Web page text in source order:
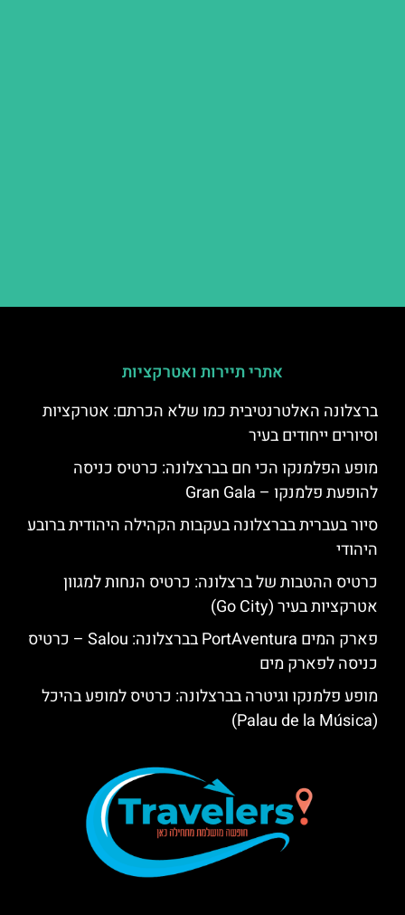
אתרי תיירות ואטרקציות
ברצלונה האלטרנטיבית כמו שלא הכרתם: אטרקציות
וסיורים ייחודים בעיר
מופע הפלמנקו הכי חם בברצלונה: כרטיס כניסה
להופעת פלמנקו – Gran Gala
סיור בעברית בברצלונה בעקבות הקהילה היהודית ברובע
היהודי
כרטיס ההטבות של ברצלונה: כרטיס הנחות למגוון
אטרקציות בעיר (Go City)
פארק המים PortAventura בברצלונה: Salou – כרטיס
כניסה לפארק מים
מופע פלמנקו וגיטרה בברצלונה: כרטיס למופע בהיכל
(Palau de la Música)